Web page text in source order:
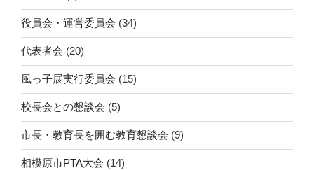
役員会・運営委員会 (34)
代表者会 (20)
風っ子展実行委員会 (15)
校長会との懇談会 (5)
市長・教育長を囲む教育懇談会 (9)
相模原市PTA大会 (14)